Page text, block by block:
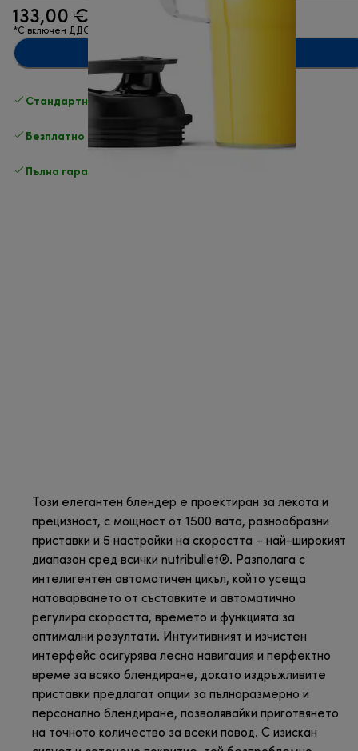
133,00 €
*С включен ДДС
Добавяне в количката
Стандартна безплатна доставка
Безплатно връщане
Пълна гаранция от производителя
Този елегантен блендер е проектиран за лекота и
прецизност, с мощност от 1500 вата, разнообразни
приставки и 5 настройки на скоростта – най-широкият
диапазон сред всички nutribullet®. Разполага с
интелигентен автоматичен цикъл, който усеща
натоварването от съставките и автоматично
регулира скоростта, времето и функцията за
оптимални резултати. Интуитивният и изчистен
интерфейс осигурява лесна навигация и перфектно
време за всяко блендиране, докато издръжливите
приставки предлагат опции за пълноразмерно и
персонално блендиране, позволявайки приготвянето
на точното количество за всеки повод. С изискан